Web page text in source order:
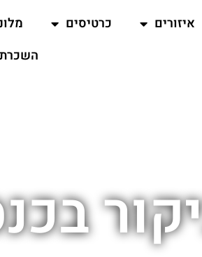
איזורים כרטיסים